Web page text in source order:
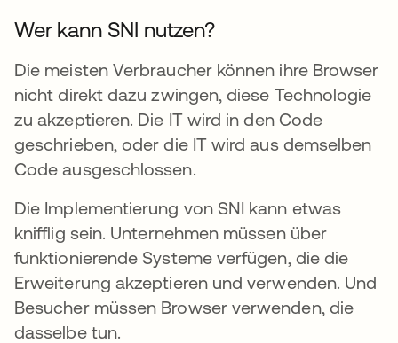
Wer kann SNI nutzen?
Die meisten Verbraucher können ihre Browser
nicht direkt dazu zwingen, diese Technologie
zu akzeptieren. Die IT wird in den Code
geschrieben, oder die IT wird aus demselben
Code ausgeschlossen.
Die Implementierung von SNI kann etwas
knifflig sein. Unternehmen müssen über
funktionierende Systeme verfügen, die die
Erweiterung akzeptieren und verwenden. Und
Besucher müssen Browser verwenden, die
dasselbe tun.